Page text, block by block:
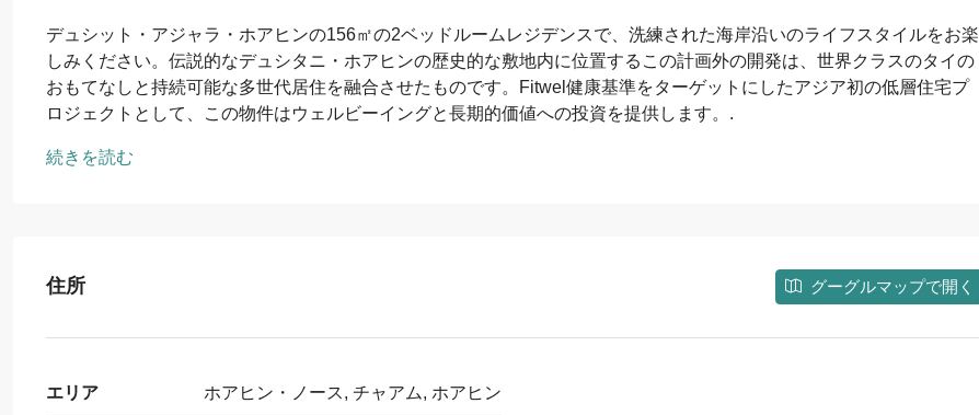
デュシット・アジャラ・ホアヒンの156㎡の2ベッドルームレジデンスで、洗練された海岸沿いのライフスタイルをお楽
しみください。伝説的なデュシタニ・ホアヒンの歴史的な敷地内に位置するこの計画外の開発は、世界クラスのタイの
おもてなしと持続可能な多世代居住を融合させたものです。Fitwel健康基準をターゲットにしたアジア初の低層住宅プ
ロジェクトとして、この物件はウェルビーイングと長期的価値への投資を提供します。.
続きを読む
住所 グーグルマップで開く
エリア ホアヒン・ノース, チャアム, ホアヒン